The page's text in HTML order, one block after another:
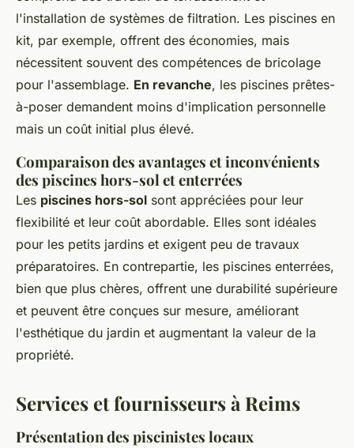
l'installation de systèmes de filtration. Les piscines en
kit, par exemple, offrent des économies, mais
nécessitent souvent des compétences de bricolage
pour l'assemblage. En revanche, les piscines prêtes-
à-poser demandent moins d'implication personnelle
mais un coût initial plus élevé.
Comparaison des avantages et inconvénients
des piscines hors-sol et enterrées
Les piscines hors-sol sont appréciées pour leur
flexibilité et leur coût abordable. Elles sont idéales
pour les petits jardins et exigent peu de travaux
préparatoires. En contrepartie, les piscines enterrées,
bien que plus chères, offrent une durabilité supérieure
et peuvent être conçues sur mesure, améliorant
l'esthétique du jardin et augmentant la valeur de la
propriété.
Services et fournisseurs à Reims
Présentation des piscinistes locaux